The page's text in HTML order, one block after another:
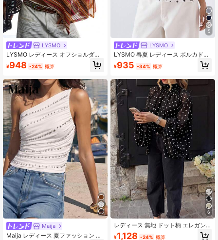
LYSMO
LYSMO レディース オフショルダー
ルーズ ストライプ ヴィンテージ 中
空 ブラウス、夏に最適なファッショ
¥948 -24% 概算
Maija
Maija レディース 夏ファッション ビ
5
LYSMO
LYSMO 春夏 レディース ポルカドッ
ト柄 スプリットオープンショルダー
カジュアル エレガント フレンチトッ
ティー ホワイト&ブラック ポルカド
ット
¥935 -34% 概算
6
レディース 無地 ドット柄 エレガン
ト シフォン生地 スタンドカラー ル
¥1,128 -24% 概算